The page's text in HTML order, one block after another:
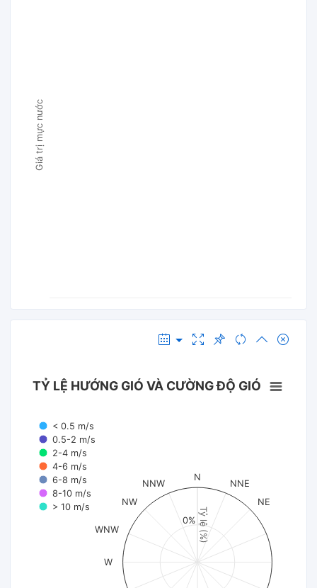
Giá trị mực nước
Tỷ lệ (%)
TỶ LỆ HƯỚNG GIÓ VÀ CƯỜNG ĐỘ GIÓ
< 0.5 m/s
0.5-2 m/s
2-4 m/s
4-6 m/s
6-8 m/s
8-10 m/s
> 10 m/s
N
NNE
NE
W
WNW
NW
NNW
0%